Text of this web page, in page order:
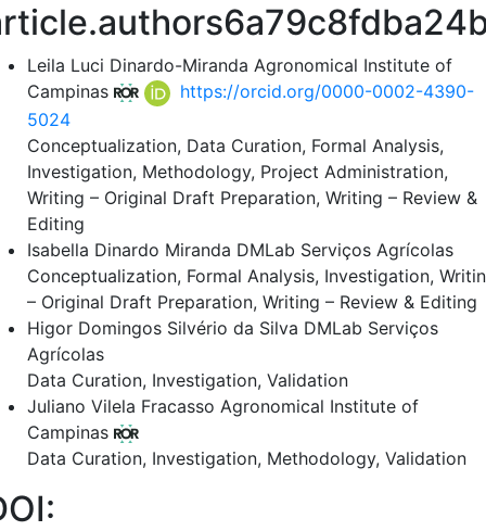
Leila Luci Dinardo-Miranda Agronomical Institute of
Campinas
https://orcid.org/0000-0002-4390-
5024
Conceptualization Data Curation Formal Analysis
Investigation Methodology Project Administration
Writing – Original Draft Preparation Writing – Review &
Editing
Isabella Dinardo Miranda DMLab Serviços Agrícolas
Conceptualization Formal Analysis Investigation
– Original Draft Preparation Writing – Review & Editing
Higor Domingos Silvério da Silva DMLab Serviços
Agrícolas
Data Curation Investigation Validation
Juliano Vilela Fracasso Agronomical Institute of
Campinas
Data Curation Investigation Methodology Validation